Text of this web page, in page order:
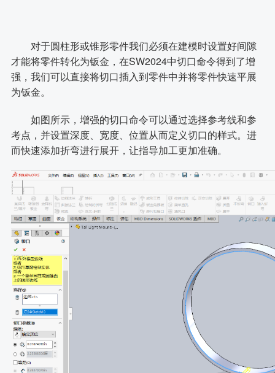
对于圆柱形或锥形零件我们必须在建模时设置好间隙
才能将零件转化为钣金，在SW2024中切口命令得到了增
强，我们可以直接将切口插入到零件中并将零件快速平展
为钣金。
如图所示，增强的切口命令可以通过选择参考线和参
考点，并设置深度、宽度、位置从而定义切口的样式。进
而快速添加折弯进行展开，让指导加工更加准确。